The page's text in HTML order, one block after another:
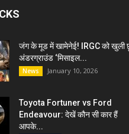
जंग के मूड में खामेनेई! IRGC को खुली
अंडरग्राउंड ‘मिसाइल...
News January 10, 2026
Toyota Fortuner vs Ford
Endeavour: देखें कौन सी कार हैं
आपके...